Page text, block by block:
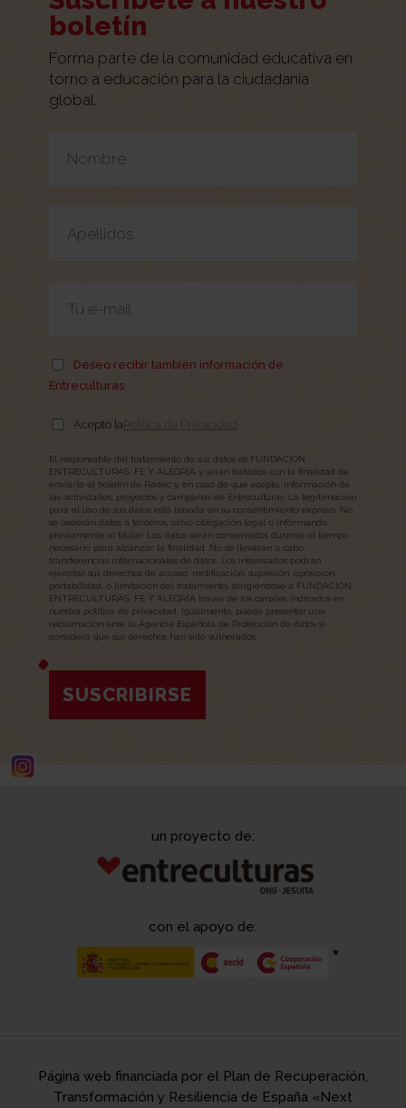
boletín
Forma parte de la comunidad educativa en
torno a educación para la ciudadanía
global.
Deseo recibir también información de
Entreculturas
Acepto laPolítica de Privacidad
El responsable del tratamiento de sus datos es FUNDACIÓN
ENTRECULTURAS, FE Y ALEGRÍA y serán tratados con la finalidad de
enviarle el boletín de Redec y, en caso de que acepte, información de
las actividades, proyectos y campañas de Entreculturas. La legitimación
para el uso de sus datos está basada en su consentimiento expreso. No
se cederán datos a terceros, salvo obligación legal o informando
previamente al titular. Los datos serán conservados durante el tiempo
necesario para alcanzar la finalidad. No se llevarán a cabo
transferencias internacionales de datos. Los interesados podrán
ejercitar sus derechos de acceso, rectificación, supresión, oposición,
portabilidad, o limitación del tratamiento, dirigiéndose a FUNDACIÓN
ENTRECULTURAS, FE Y ALEGRÍA través de los canales indicados en
nuestra política de privacidad. Igualmente, puede presentar una
reclamación ante la Agencia Española de Protección de datos si
considera que sus derechos han sido vulnerados.
SUSCRIBIRSE
un proyecto de:
con el apoyo de:
Página web financiada por el Plan de Recuperación,
Transformación y Resiliencia de España «Next